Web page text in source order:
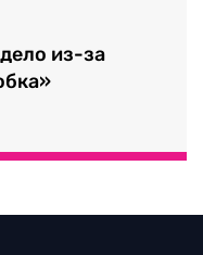
из-за